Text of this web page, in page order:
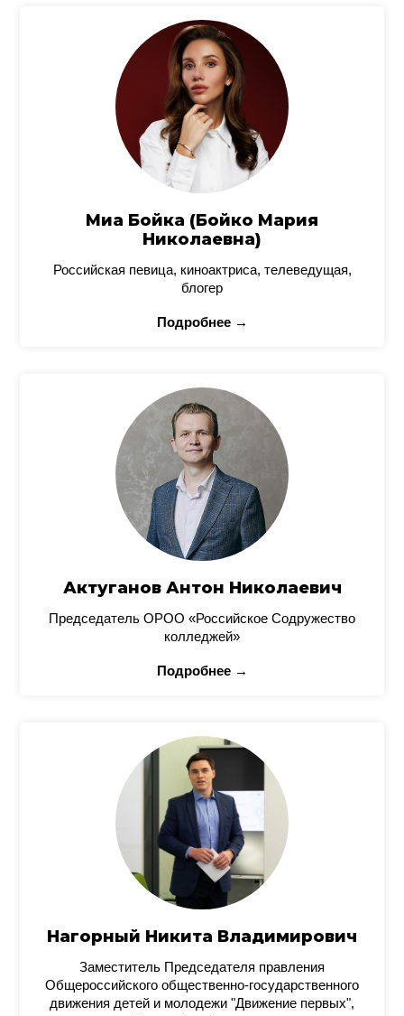
Миа Бойка (Бойко Мария
Николаевна)
Российская певица, киноактриса, телеведущая,
блогер
Подробнее →
Актуганов Антон Николаевич
Председатель ОРОО «Российское Содружество
колледжей»
Подробнее →
Нагорный Никита Владимирович
Заместитель Председателя правления
Общероссийского общественно-государственного
движения детей и молодежи "Движение первых",